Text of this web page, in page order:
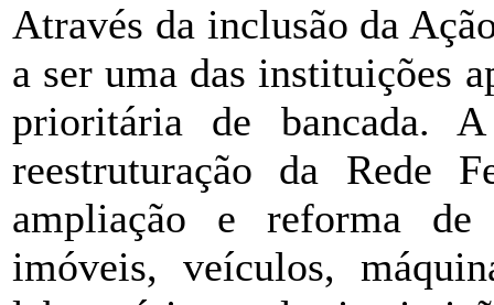
Através da inclusão da
a ser uma das instituições
prioritária de bancada.
reestruturação da Rede
ampliação e reforma de
imóveis, veículos,